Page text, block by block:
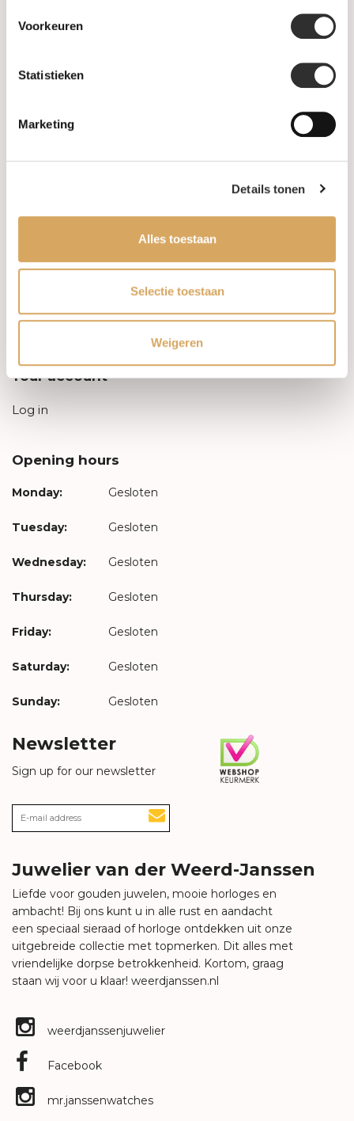
Voorkeuren
Statistieken
Marketing
Details tonen
Alles toestaan
Selectie toestaan
Weigeren
Leveringsvoorwaarden
Privacy Policy
Your account
Log in
Opening hours
Monday: Gesloten
Tuesday: Gesloten
Wednesday: Gesloten
Thursday: Gesloten
Friday: Gesloten
Saturday: Gesloten
Sunday: Gesloten
Newsletter
Sign up for our newsletter
Juwelier van der Weerd-Janssen
Liefde voor gouden juwelen, mooie horloges en
ambacht! Bij ons kunt u in alle rust en aandacht
een speciaal sieraad of horloge ontdekken uit onze
uitgebreide collectie met topmerken. Dit alles met
vriendelijke dorpse betrokkenheid. Kortom, graag
staan wij voor u klaar! weerdjanssen.nl
weerdjanssenjuwelier
Facebook
mr.janssenwatches